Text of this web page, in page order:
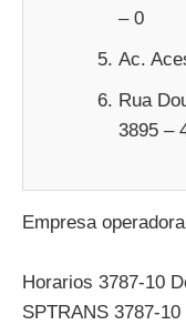
– 0
Ac.
Rua
3895 –
Empresa
Horarios 3787-10
SPTRANS 3787-